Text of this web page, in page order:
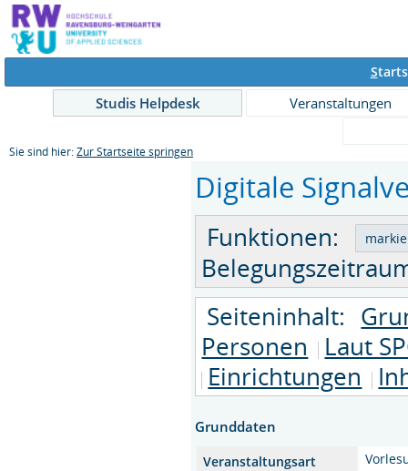
S
Studis Helpdesk
Veranstaltungen
Sie sind hier: Zur Startseite springen
Digitale
Funktionen:
Seiteninhalt:
Personen
Laut
Einrichtungen
Grunddaten
Veranstaltungsart